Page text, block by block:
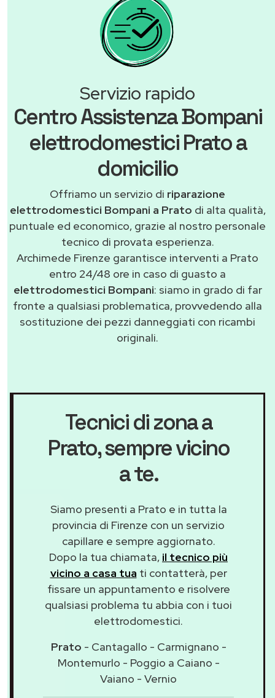
Servizio rapido
Centro Assistenza Bompani
elettrodomestici Prato a
domicilio
Offriamo un servizio di riparazione
elettrodomestici Bompani a Prato di alta qualità,
puntuale ed economico, grazie al nostro personale
tecnico di provata esperienza.
Archimede Firenze garantisce interventi a Prato
entro 24/48 ore in caso di guasto a
elettrodomestici Bompani: siamo in grado di far
fronte a qualsiasi problematica, provvedendo alla
sostituzione dei pezzi danneggiati con ricambi
originali.
Tecnici di zona a
Prato, sempre vicino
a te.
Siamo presenti a Prato e in tutta la
provincia di Firenze con un servizio
capillare e sempre aggiornato.
Dopo la tua chiamata, il tecnico più
vicino a casa tua ti contatterà, per
fissare un appuntamento e risolvere
qualsiasi problema tu abbia con i tuoi
elettrodomestici.
Prato - Cantagallo - Carmignano -
Montemurlo - Poggio a Caiano -
Vaiano - Vernio